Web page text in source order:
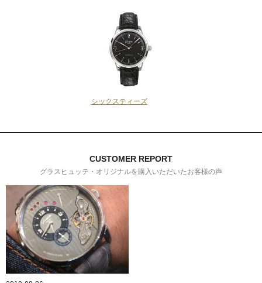
シックスティーズ
CUSTOMER REPORT
グラスヒュッテ・オリジナルを購入いただいたお客様の声